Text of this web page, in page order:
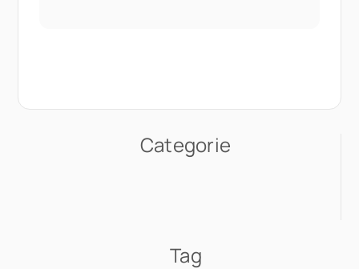
Categorie
Tag